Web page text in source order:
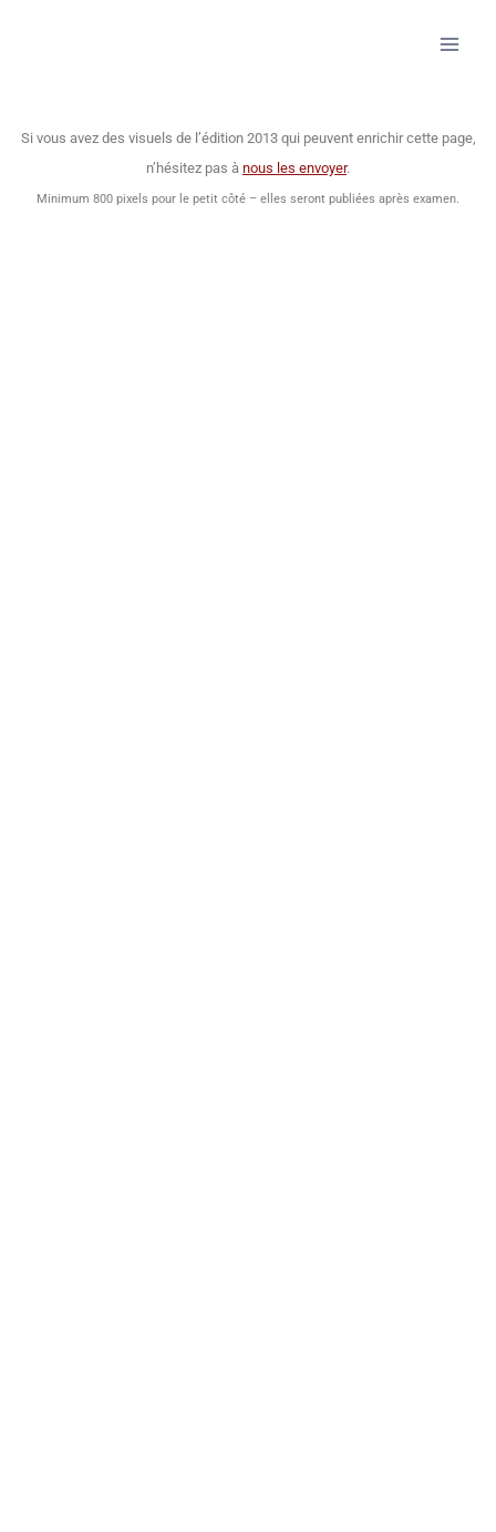
Si vous avez des visuels de l’édition 2013 qui peuvent enrichir cette page,
n’hésitez pas à nous les envoyer.
Minimum 800 pixels pour le petit côté – elles seront publiées après examen.